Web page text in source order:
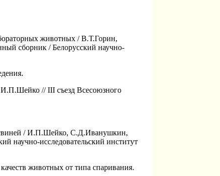
животных / В.Т.Горин,
сборник / Белорусский научно-
И.П.Шейко // III съезд Всесоюзного
свиней / И.П.Шейко, С.Д.Иванушкин,
научно-исследовательский институт
животных от типа спаривания.